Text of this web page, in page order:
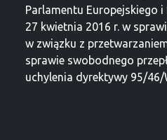
Parlamentu Europejskiego
27 kwietnia 2016 r. w
w związku z
sprawie swobodnego
uchylenia dyrektywy 95/46/